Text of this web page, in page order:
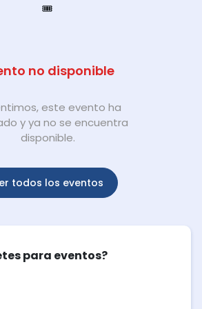
🎟️
no disponible
este evento ha
y ya no se encuentra
disponible.
todos los eventos
para eventos?